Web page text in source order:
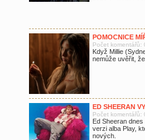
POMOCNICE
Počet komentářů:
Když Millie
nemůže uvěřit,
ED SHEERAN
Počet komentářů:
Ed Sheeran
verzi alba Play,
nových.